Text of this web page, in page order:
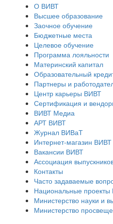
О ВИВТ
Высшее образование
Заочное обучение
Бюджетные места
Целевое обучение
Программа лояльности
Материнский капитал
Образовательный
Партнеры и
Центр карьеры ВИВТ
Сертификация и
ВИВТ Медиа
АРТ ВИВТ
Журнал ВИВаТ
Интернет-магазин ВИВТ
Вакансии ВИВТ
Ассоциация
Контакты
Часто задаваемые
Национальные проекты
Министерство науки и
Министерство